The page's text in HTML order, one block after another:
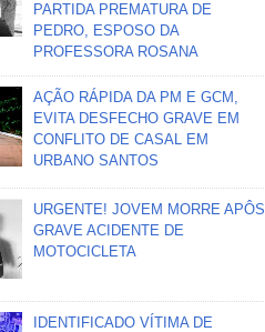
PARTIDA PREMATURA DE
PEDRO, ESPOSO DA
PROFESSORA ROSANA
AÇÃO RÁPIDA DA PM E GCM,
EVITA DESFECHO GRAVE EM
CONFLITO DE CASAL EM
URBANO SANTOS
URGENTE! JOVEM MORRE APÔS
GRAVE ACIDENTE DE
MOTOCICLETA
IDENTIFICADO VÍTIMA DE